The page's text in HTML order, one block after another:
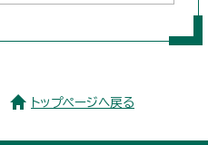
トップページへ戻る